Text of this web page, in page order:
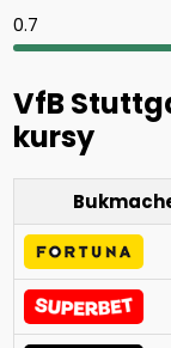
0.7
VfB
kursy